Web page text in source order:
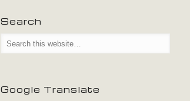
Search
Google Translate